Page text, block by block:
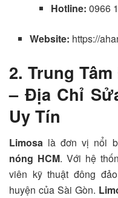
Hotline: 0966
Website: https://
2. Trung
– Địa Chỉ
Uy Tín
Limosa là đơn vị nổi
nóng HCM. Với hệ
viên kỹ thuật đông
huyện của Sài Gòn.